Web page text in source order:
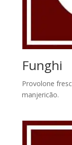
Funghi
Provolone
manjericão.